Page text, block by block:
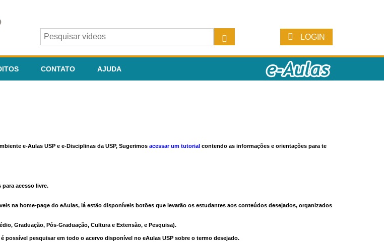
LOGIN
CONTATO AJUDA
e-Aulas USP e e-Disciplinas da USP, Sugerimos acessar um tutorial contendo as informações e orientações para te
para acesso livre.
na home-page do eAulas, lá estão disponíveis botões que levarão os estudantes aos conteúdos desejados, organizados
Graduação, Pós-Graduação, Cultura e Extensão, e Pesquisa).
pesquisar em todo o acervo disponível no eAulas USP sobre o termo desejado.